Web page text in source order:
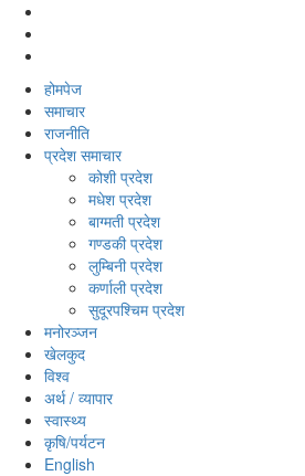
होमपेज
समाचार
राजनीति
प्रदेश समाचार
कोशी प्रदेश
मधेश प्रदेश
बाग्मती प्रदेश
गण्डकी प्रदेश
लुम्बिनी प्रदेश
कर्णाली प्रदेश
सुदूरपश्‍चिम प्रदेश
मनोरञ्‍जन
खेलकुद
विश्‍व
अर्थ / व्यापार
स्वास्थ्य
कृषि/पर्यटन
English